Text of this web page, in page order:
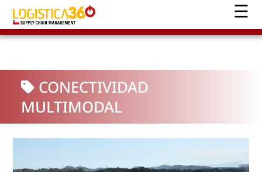
CONECTIVIDAD
MULTIMODAL